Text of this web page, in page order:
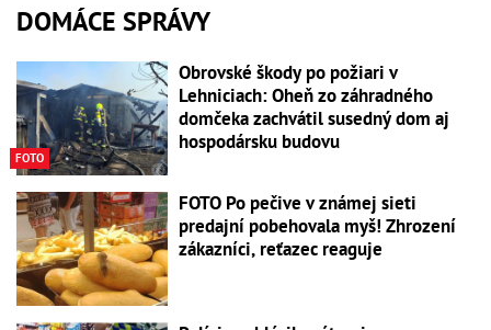
DOMÁCE SPRÁVY
FOTO
Obrovské škody po požiari v
Lehniciach: Oheň zo záhradného
domčeka zachvátil susedný dom aj
hospodársku budovu
FOTO Po pečive v známej sieti
predajní pobehovala myš! Zhrození
zákazníci, reťazec reaguje